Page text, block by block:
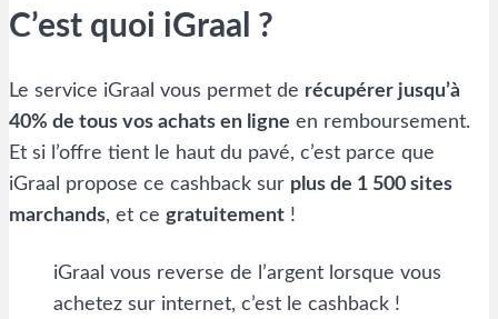
C’est quoi iGraal ?
Le service iGraal vous permet de récupérer jusqu’à
40% de tous vos achats en ligne en remboursement.
Et si l’offre tient le haut du pavé, c’est parce que
iGraal propose ce cashback sur plus de 1 500 sites
marchands, et ce gratuitement !
iGraal vous reverse de l’argent lorsque vous
achetez sur internet, c’est le cashback !